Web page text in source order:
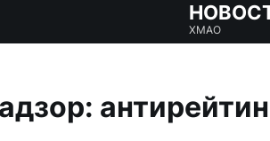
ХМАО